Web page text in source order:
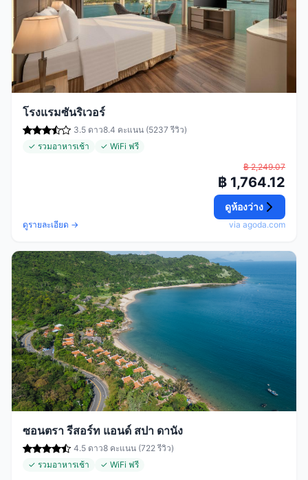
โรงแรมซันริเวอร์
3.5 ดาว8.4 คะแนน (5237 รีวิว)
✓ รวมอาหารเช้า
✓ WiFi ฟรี
ดูรายละเอียด →
฿ 2,249.07
฿ 1,764.12
ดูห้องว่าง
via agoda.com
ซอนตรา รีสอร์ท แอนด์ สปา ดานัง
4.5 ดาว8 คะแนน (722 รีวิว)
✓ รวมอาหารเช้า
✓ WiFi ฟรี